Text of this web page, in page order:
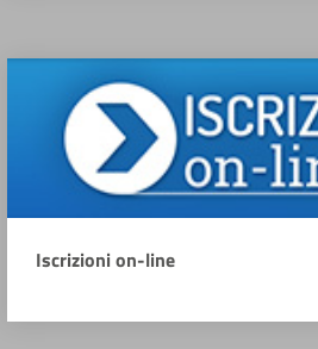
Iscrizioni on-line